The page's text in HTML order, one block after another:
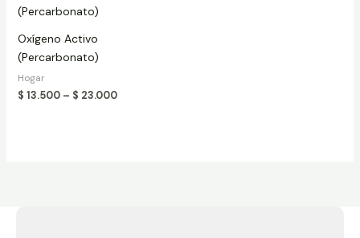
Oxígeno Activo
(Percarbonato)
Hogar
$ 13.500 – $ 23.000